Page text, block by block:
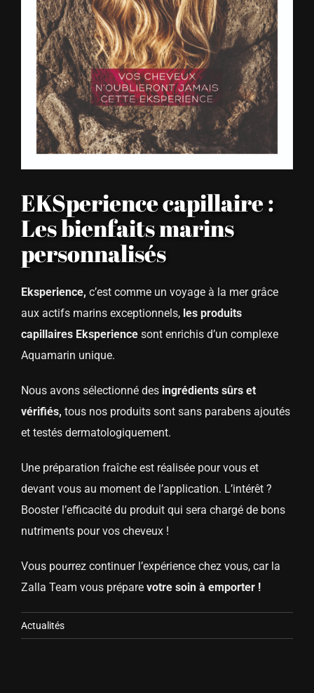
EKSperience capillaire :
Les bienfaits marins
personnalisés
Eksperience, c’est comme un voyage à la mer grâce
aux actifs marins exceptionnels, les produits
capillaires Eksperience sont enrichis d’un complexe
Aquamarin unique.
Nous avons sélectionné des ingrédients sûrs et
vérifiés, tous nos produits sont sans parabens ajoutés
et testés dermatologiquement.
Une préparation fraîche est réalisée pour vous et
devant vous au moment de l’application. L’intérêt ?
Booster l’efficacité du produit qui sera chargé de bons
nutriments pour vos cheveux !
Vous pourrez continuer l’expérience chez vous, car la
Zalla Team vous prépare votre soin à emporter !
Actualités